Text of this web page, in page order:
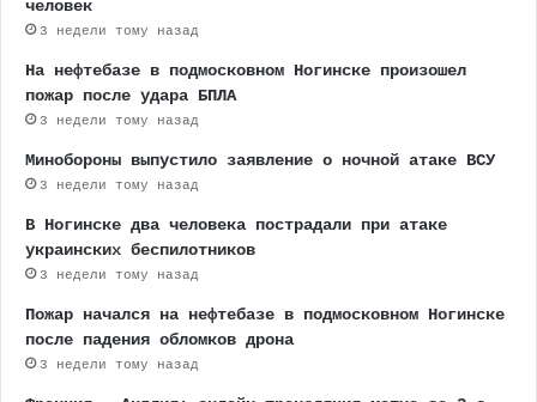
человек
3 недели тому назад
На нефтебазе в подмосковном Ногинске произошел
пожар после удара БПЛА
3 недели тому назад
Минобороны выпустило заявление о ночной атаке ВСУ
3 недели тому назад
В Ногинске два человека пострадали при атаке
украинских беспилотников
3 недели тому назад
Пожар начался на нефтебазе в подмосковном Ногинске
после падения обломков дрона
3 недели тому назад